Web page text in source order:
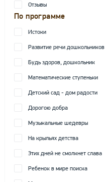
Отзывы
По программе
Истоки
Развитие речи дошкольников
Будь здоров, дошкольник
Математические ступеньки
Детский сад - дом радости
Дорогою добра
Музыкальные шедевры
На крыльях детства
Этих дней не смолкнет слава
Ребенок в мире поиска